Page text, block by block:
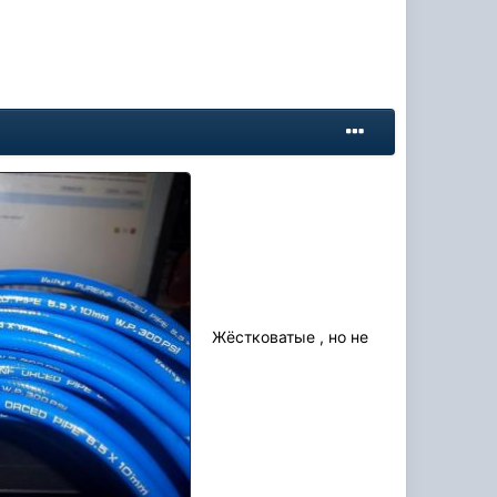
Жёстковатые , но не